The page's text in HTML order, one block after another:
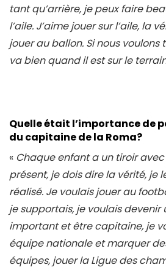
tant qu’arrière, je peux faire
l’aile. J’aime jouer sur l’aile, la
jouer au ballon. Si nous voulons
va bien quand il est sur le
Quelle était l’importance de
du capitaine de la Roma?
« Chaque enfant a un tiroir avec
présent, je dois dire la vérité, je
réalisé. Je voulais jouer au
je supportais, je voulais devenir
important et être capitaine, je
équipe nationale et marquer
équipes, jouer la Ligue des